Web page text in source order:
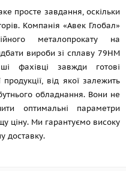
просте завдання, оскільки
Компанія «Авек Глобал»
металопрокату на
вироби зі сплаву 79НМ
фахівці завжди готові
від якої залежить
обладнання. Вони не
оптимальні параметри
ціну. Ми гарантуємо високу
доставку.